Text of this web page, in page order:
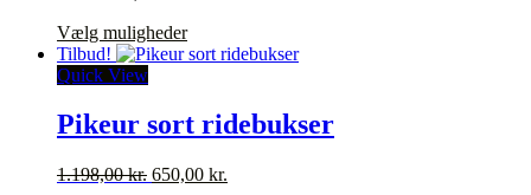
200,00 kr..
Vælg mulighederDette
vare
varianter.
Mulighederne
vælges
Tilbud!
Quick View
Pikeur sort ridebukser
1.198,00kr. Den
650,00 kr.